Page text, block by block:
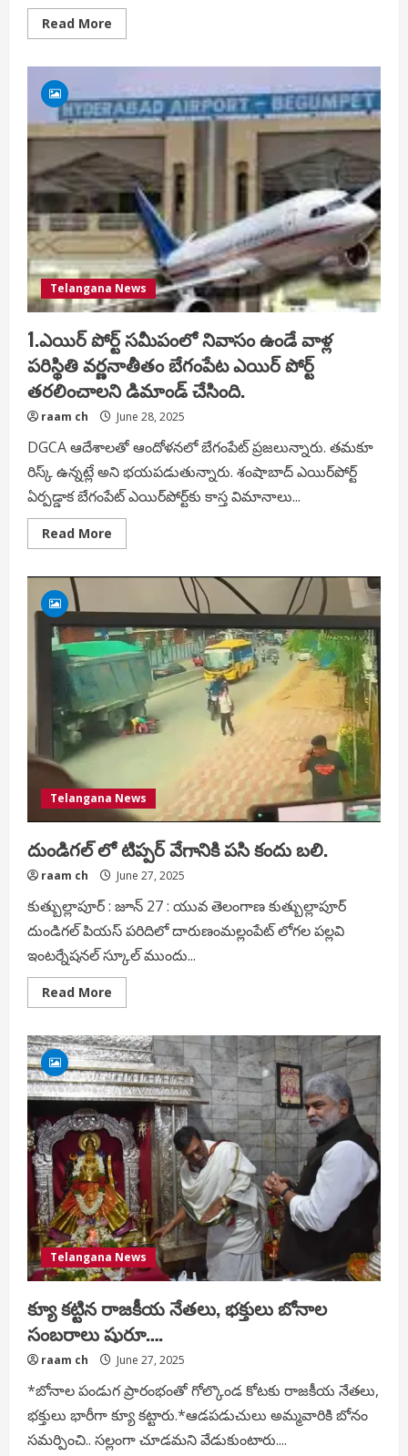
Read More
more
ఇద్దరి
యువకులకు
గాయాలు
ప్రాణాలు
జీడిమెట్ల
పోలీస్
సిబ్బంది…
Telangana News
1.ఎయిర్ పోర్ట్ సమీపంలో నివాసం ఉండే వాళ్ల
పరిస్థితి వర్ణనాతీతం బేగంపేట ఎయిర్ పోర్ట్
తరలించాలని డిమాండ్ చేసింది.
raam ch June 28, 2025
DGCA ఆదేశాలతో ఆందోళనలో బేగంపేట్‌ ప్రజలున్నారు. తమకూ
రిస్క్‌ ఉన్నట్లే అని భయపడుతున్నారు. శంషాబాద్‌ ఎయిర్‌పోర్ట్
ఏర్పడ్డాక బేగంపేట్‌ ఎయిర్‌పోర్ట్‌కు కాస్త విమానాలు...
Read More
more
పోర్ట్
నివాసం
వాళ్ల
పరిస్థితి
వర్ణనాతీతం
బేగంపేట
ఎయిర్
పోర్ట్
తరలించాలని
డిమాండ్
చేసింది.
Telangana News
దుండిగల్ లో టిప్పర్ వేగానికి పసి కందు బలి.
raam ch June 27, 2025
కుత్బుల్లాపూర్ : జూన్ 27 : యువ తెలంగాణ కుత్బుల్లాపూర్
దుండిగల్ పియస్ పరిదిలో దారుణంమల్లంపేట్ లోగల పల్లవి
ఇంటర్నేషనల్ స్కూల్ ముందు...
Read More
more
లో
టిప్పర్
వేగానికి
పసి
కందు
బలి.
Telangana News
క్యూ కట్టిన రాజకీయ నేతలు, భక్తులు బోనాల
సంబరాలు షురూ….
raam ch June 27, 2025
*బోనాల పండుగ ప్రారంభంతో గోల్కొండ కోటకు రాజకీయ నేతలు,
భక్తులు భారీగా క్యూ కట్టారు.*ఆడపడుచులు అమ్మవారికి బోనం
సమర్పించి.. సల్లంగా చూడమని వేడుకుంటారు....